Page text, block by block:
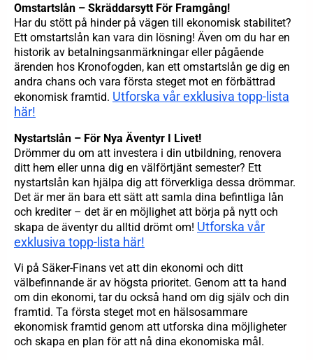
Omstartslån – Skräddarsytt För Framgång!
Har du stött på hinder på vägen till ekonomisk stabilitet?
Ett omstartslån kan vara din lösning! Även om du har en
historik av betalningsanmärkningar eller pågående
ärenden hos Kronofogden, kan ett omstartslån ge dig en
andra chans och vara första steget mot en förbättrad
ekonomisk framtid. Utforska vår exklusiva topp-lista
här!
Nystartslån – För Nya Äventyr I Livet!
Drömmer du om att investera i din utbildning, renovera
ditt hem eller unna dig en välförtjänt semester? Ett
nystartslån kan hjälpa dig att förverkliga dessa drömmar.
Det är mer än bara ett sätt att samla dina befintliga lån
och krediter – det är en möjlighet att börja på nytt och
skapa de äventyr du alltid drömt om! Utforska vår
exklusiva topp-lista här!
Vi på Säker-Finans vet att din ekonomi och ditt
välbefinnande är av högsta prioritet. Genom att ta hand
om din ekonomi, tar du också hand om dig själv och din
framtid. Ta första steget mot en hälsosammare
ekonomisk framtid genom att utforska dina möjligheter
och skapa en plan för att nå dina ekonomiska mål.